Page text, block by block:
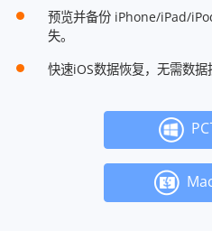
预览并备份 iPhone/iPad/
失。
快速iOS数据恢复，无需数据